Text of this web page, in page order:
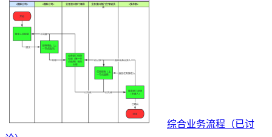
综合业务流程（已讨